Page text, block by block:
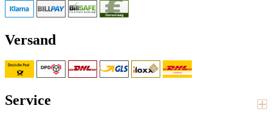
Versand
Service